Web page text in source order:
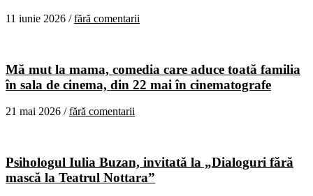
11 iunie 2026 /fără comentarii
Mă mut la mama, comedia care aduce toată familia
în sala de cinema, din 22 mai în cinematografe
21 mai 2026 /fără comentarii
Psihologul Iulia Buzan, invitată la „Dialoguri fără
mască la Teatrul Nottara”